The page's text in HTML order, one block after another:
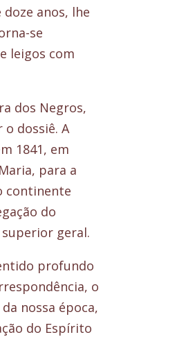
anos, lhe
se
leigos com
dos Negros,
dossiê. A
1841, em
para a
continente
do
geral.
profundo
o
nossa época,
do Espírito